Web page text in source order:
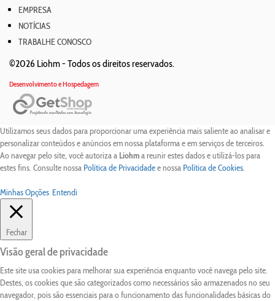
EMPRESA
NOTÍCIAS
TRABALHE CONOSCO
©2026 Liohm - Todos os direitos reservados.
Desenvolvimento e Hospedagem
Utilizamos seus dados para proporcionar uma experiência mais saliente ao analisar e
personalizar conteúdos e anúncios em nossa plataforma e em serviços de terceiros.
Ao navegar pelo site, você autoriza a Liohma reunir estes dados e utilizá-los para
estes fins. Consulte nossa Política de Privacidadee nossa Política de Cookies.
Minhas Opções Entendi
Fechar
Visão geral de privacidade
Este site usa cookies para melhorar sua experiência enquanto você navega pelo site.
Destes, os cookies que são categorizados como necessários são armazenados no seu
navegador, pois são essenciais para o funcionamento das funcionalidades básicas do